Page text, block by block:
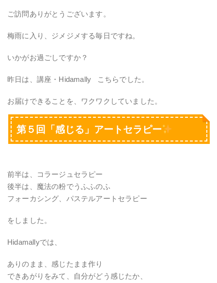
ご訪問ありがとうございます。
梅雨に入り、ジメジメする毎日ですね。
いかがお過ごしですか？
昨日は、講座・Hidamally こちらでした。
お届けできることを、ワクワクしていました。
第５回「感じる」アートセラピー
前半は、コラージュセラピー
後半は、魔法の粉でうふふのふ
フォーカシング、パステルアートセラピー
をしました。
Hidamallyでは、
ありのまま、感じたまま作り
できあがりをみて、自分がどう感じたか、